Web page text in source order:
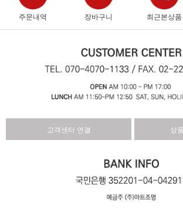
주문내역 장바구니 최근본상품
고객센터 연결 상